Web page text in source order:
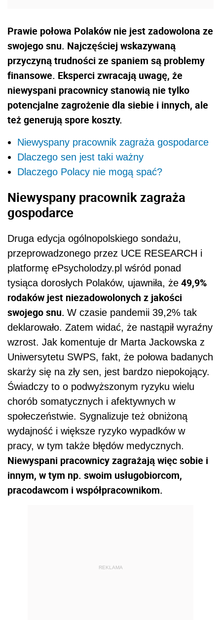
Prawie połowa Polaków nie jest zadowolona ze
swojego snu. Najczęściej wskazywaną
przyczyną trudności ze spaniem są problemy
finansowe. Eksperci zwracają uwagę, że
niewyspani pracownicy stanowią nie tylko
potencjalne zagrożenie dla siebie i innych, ale
też generują spore koszty.
Niewyspany pracownik zagraża gospodarce
Dlaczego sen jest taki ważny
Dlaczego Polacy nie mogą spać?
Niewyspany pracownik zagraża
gospodarce
Druga edycja ogólnopolskiego sondażu,
przeprowadzonego przez UCE RESEARCH i
platformę ePsycholodzy.pl wśród ponad
tysiąca dorosłych Polaków, ujawniła, że 49,9%
rodaków jest niezadowolonych z jakości
swojego snu. W czasie pandemii 39,2% tak
deklarowało. Zatem widać, że nastąpił wyraźny
wzrost. Jak komentuje dr Marta Jackowska z
Uniwersytetu SWPS, fakt, że połowa badanych
skarży się na zły sen, jest bardzo niepokojący.
Świadczy to o podwyższonym ryzyku wielu
chorób somatycznych i afektywnych w
społeczeństwie. Sygnalizuje też obniżoną
wydajność i większe ryzyko wypadków w
pracy, w tym także błędów medycznych.
Niewyspani pracownicy zagrażają więc sobie i
innym, w tym np. swoim usługobiorcom,
pracodawcom i współpracownikom.
REKLAMA